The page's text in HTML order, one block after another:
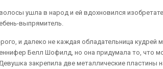
ушла в народ и ей вдохновился
выпрямитель.
и далеко не каждая обладательница кудрей
Белл Шофилд, но она придумала то, что
закрепила две металлические пластины